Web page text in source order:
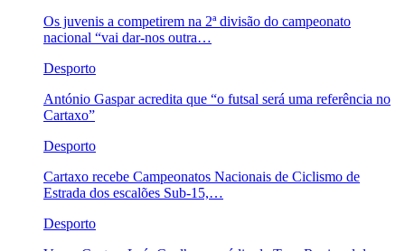
Os juvenis a competirem na 2ª divisão do campeonato
nacional “vai dar-nos outra…
Desporto
António Gaspar acredita que “o futsal será uma referência no
Cartaxo”
Desporto
Cartaxo recebe Campeonatos Nacionais de Ciclismo de
Estrada dos escalões Sub-15,…
Desporto